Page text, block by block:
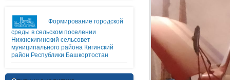
Формирование городской
среды в сельском поселении
Нижнекигинский сельсовет
муниципального района Кигинский
район Республики Башкортостан